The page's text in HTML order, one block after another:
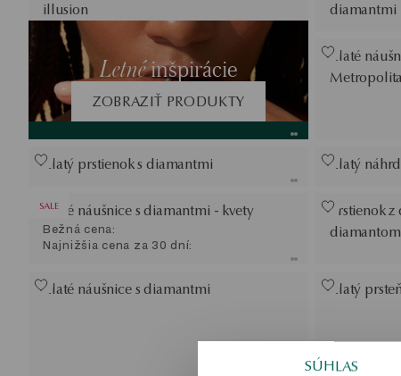
SÚHLAS
illusion
diamantmi
Letnéinšpirácie
ZOBRAZIŤ PRODUKTY
Zlaté
Zlatý prstienok s diamantmi Zlatý
SALE
Zlaté náušnice s diamantmi - kvety
Bežná cena:
Najnižšia cena za 30 dní:
Prstienok z
diamantom
Zlaté náušnice s diamantmi Zlatý